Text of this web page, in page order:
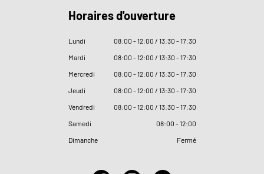
Horaires d'ouverture
Lundi 08:00 - 12:00 / 13:30 - 17:30
Mardi
08:00 - 12:00 / 13:30 - 17:30
Mercredi
08:00 - 12:00 / 13:30 - 17:30
Jeudi
08:00 - 12:00 / 13:30 - 17:30
Vendredi
08:00 - 12:00 / 13:30 - 17:30
Samedi
08:00 - 12:00
Dimanche
Fermé